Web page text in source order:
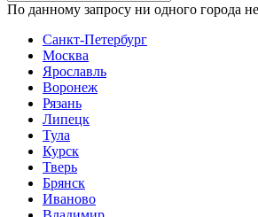
По данному запросу ни одного города
Санкт-Петербург
Москва
Ярославль
Воронеж
Рязань
Липецк
Тула
Курск
Тверь
Брянск
Иваново